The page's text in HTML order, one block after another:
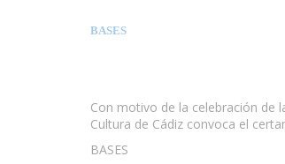
BASES
Con motivo de la celebración de
Cultura de Cádiz convoca el
BASES